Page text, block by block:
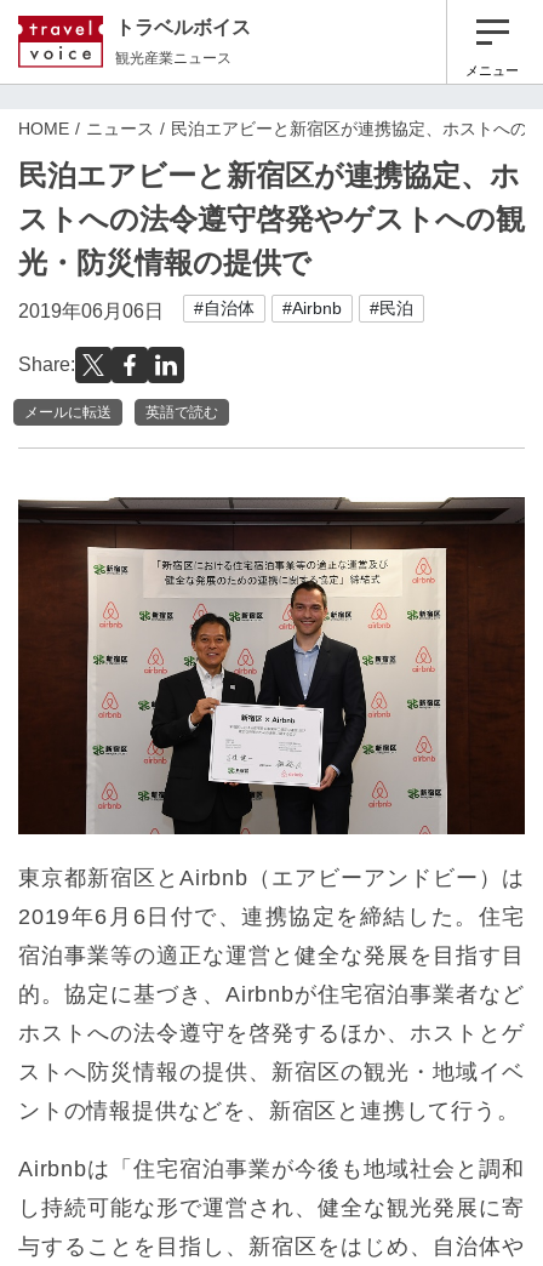
トラベルボイス
観光産業ニュース
メニュー
HOME ニュース 民泊エアビーと新宿区が連携協定、ホストへの
民泊エアビーと新宿区が連携協定、ホ
ストへの法令遵守啓発やゲストへの観
光・防災情報の提供で
2019年06月06日 #自治体 #Airbnb #民泊
Share:
メールに転送 英語で読む
東京都新宿区とAirbnb（エアビーアンドビー）は
2019年6月6日付で、連携協定を締結した。住宅
宿泊事業等の適正な運営と健全な発展を目指す目
的。協定に基づき、Airbnbが住宅宿泊事業者など
ホストへの法令遵守を啓発するほか、ホストとゲ
ストへ防災情報の提供、新宿区の観光・地域イベ
ントの情報提供などを、新宿区と連携して行う。
Airbnbは「住宅宿泊事業が今後も地域社会と調和
し持続可能な形で運営され、健全な観光発展に寄
与することを目指し、新宿区をはじめ、自治体や